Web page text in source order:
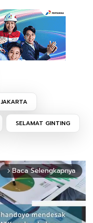
JAKARTA
SELAMAT GINTING
arrow_forward_ios Baca Selengkapnya